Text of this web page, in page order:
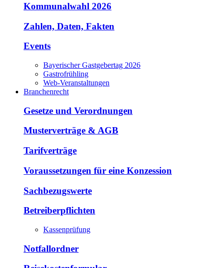
Kommunalwahl 2026
Zahlen, Daten, Fakten
Events
Bayerischer Gastgebertag 2026
Gastrofrühling
Web-Veranstaltungen
Branchenrecht
Gesetze und Verordnungen
Musterverträge & AGB
Tarifverträge
Voraussetzungen für eine Konzession
Sachbezugswerte
Betreiberpflichten
Kassenprüfung
Notfallordner